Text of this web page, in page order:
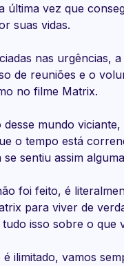
última vez que
suas vidas.
nas urgências,
de reuniões e o
no filme Matrix.
desse mundo
o tempo está
sentiu assim
foi feito, é
para viver de
tudo isso sobre o
ilimitado, vamos